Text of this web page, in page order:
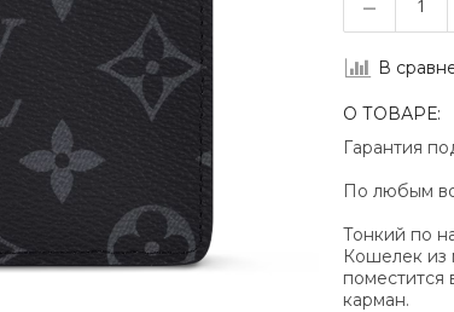
В
О ТОВАРЕ:
Гарантия
По любым
Тонкий по
Кошелек из
поместится
карман.